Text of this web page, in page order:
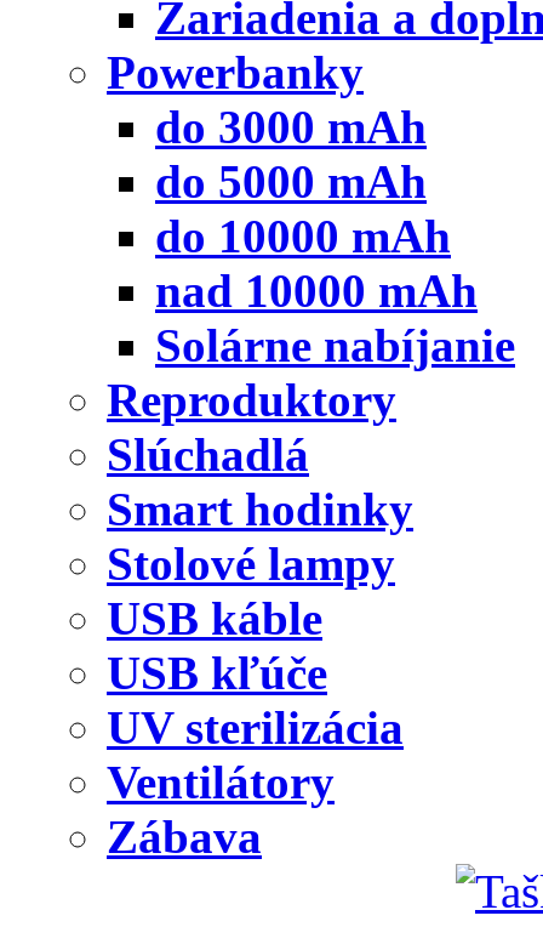
Zariadenia a
Powerbanky
do 3000 mAh
do 5000 mAh
do 10000 mAh
nad 10000 mAh
Solárne nabíjanie
Reproduktory
Slúchadlá
Smart hodinky
Stolové lampy
USB káble
USB kľúče
UV sterilizácia
Ventilátory
Zábava